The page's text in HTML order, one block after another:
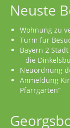
Neuste
Wohnung zu
Turm für
Bayern 2
– die
Neuordnung
Anmeldung
Pfarrgarten“